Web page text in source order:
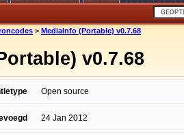
> MediaInfo (Portable) v0.7.68
v0.7.68
Open source
24 Jan 2012